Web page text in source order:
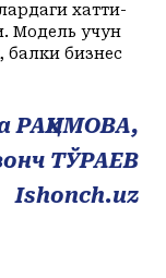
хатти-
Модель учун
бизнес
РАҲИМОВА,
ТЎРАЕВ
Ishonch.uz